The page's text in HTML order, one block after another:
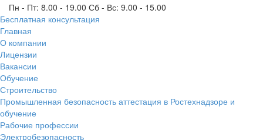
Пн - Пт: 8.00 - 19.00 Сб - Вс: 9.00 - 15.00
Бесплатная консультация
Главная
О компании
Лицензии
Вакансии
Обучение
Строительство
Промышленная безопасность аттестация в Ростехнадзоре и
обучение
Рабочие профессии
Электробезопасность